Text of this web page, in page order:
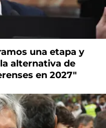
una etapa y
alternativa de
en 2027"